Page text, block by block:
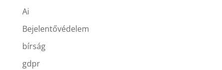
Ai
Bejelentővédelem
bírság
gdpr